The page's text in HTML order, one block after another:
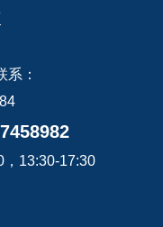
系：
，13:30-17:30